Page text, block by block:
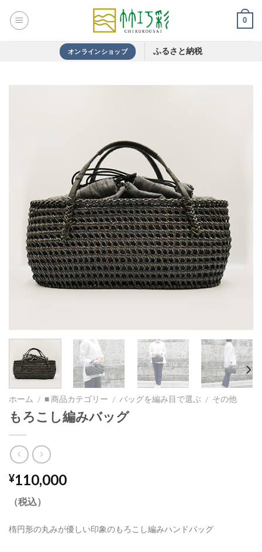
0
オンラインショップ ふるさと納税
ホーム / ■ 商品カテゴリー / バッグを編み目で選ぶ / その他
もろこし編みバッグ
¥110,000
（税込）
楕円形の丸みが優しい印象のもろこし編みハンドバッグ